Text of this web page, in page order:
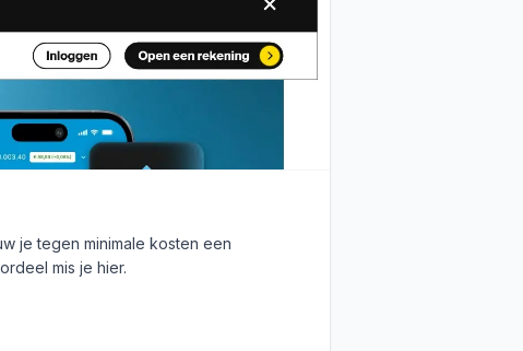
je tegen minimale kosten een
mis je hier.